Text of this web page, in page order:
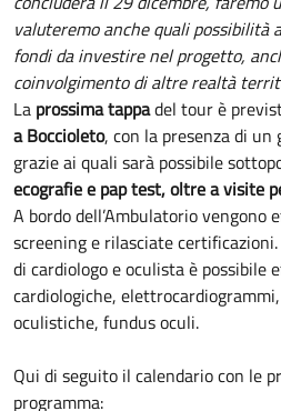
valuteremo anche quali possibilità
fondi da investire nel progetto,
coinvolgimento di altre realtà
La prossima tappadel tour è
a Boccioleto, con la presenza di
grazie ai quali sarà possibile
ecografie e pap test, oltre a visite
A bordo dell’Ambulatorio vengono
screening e rilasciate
di cardiologo e oculista è possibile
cardiologiche,
oculistiche, fundus oculi.
Qui di seguito il calendario con le
programma: